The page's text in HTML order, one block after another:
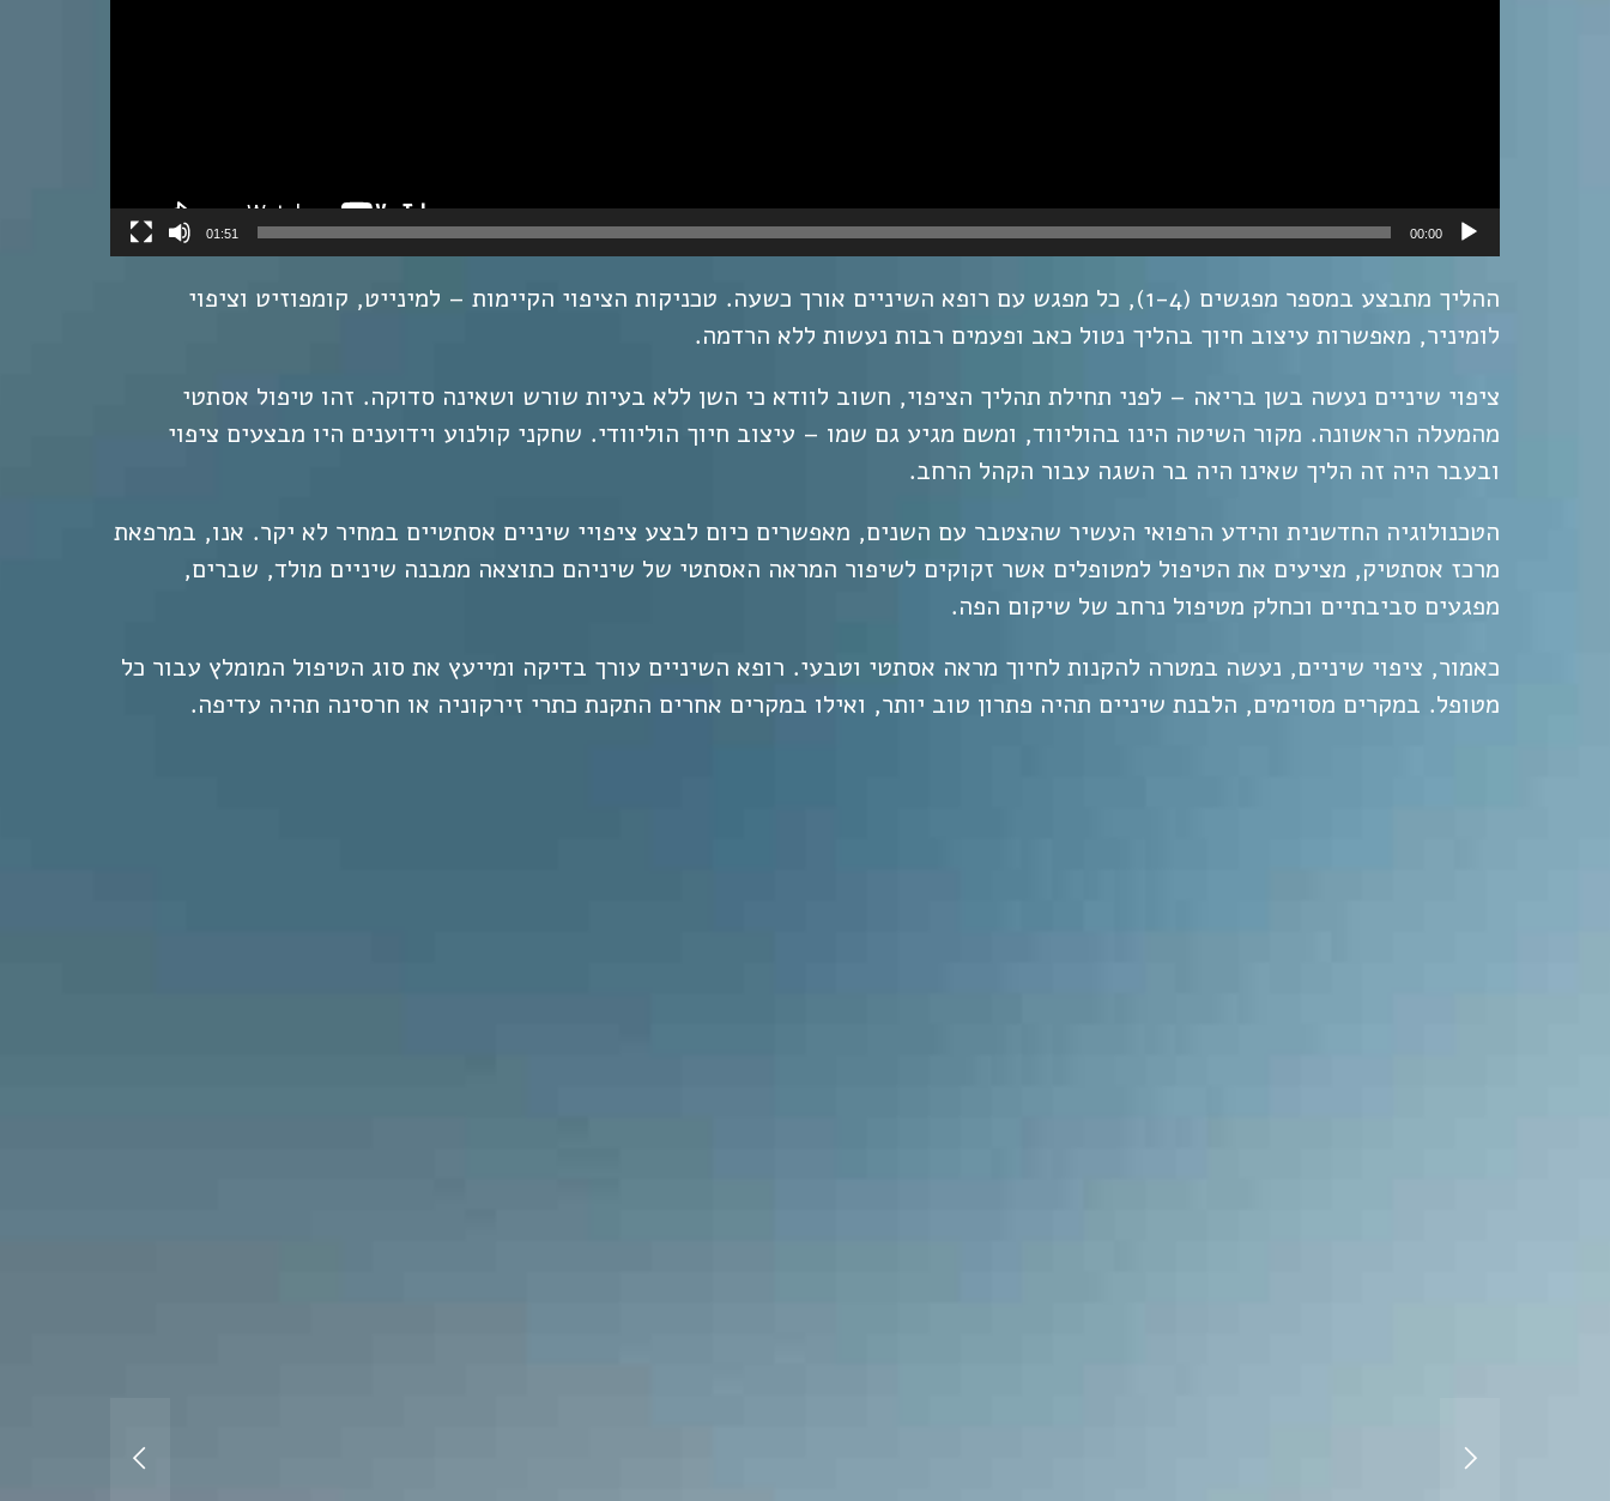
00:00
01:51
ההליך מתבצע במספר מפגשים (1-4), כל מפגש עם רופא השיניים אורך כשעה. טכניקות הציפוי הקיימות – למינייט, קומפוזיט וציפוי
לומיניר, מאפשרות עיצוב חיוך בהליך נטול כאב ופעמים רבות נעשות ללא הרדמה.
ציפוי שיניים נעשה בשן בריאה – לפני תחילת תהליך הציפוי, חשוב לוודא כי השן ללא בעיות שורש ושאינה סדוקה. זהו טיפול אסתטי
מהמעלה הראשונה. מקור השיטה הינו בהוליווד, ומשם מגיע גם שמו – עיצוב חיוך הוליוודי. שחקני קולנוע וידוענים היו מבצעים ציפוי
ובעבר היה זה הליך שאינו היה בר השגה עבור הקהל הרחב.
הטכנולוגיה החדשנית והידע הרפואי העשיר שהצטבר עם השנים, מאפשרים כיום לבצע ציפויי שיניים אסתטיים במחיר לא יקר. אנו, במרפאת
מרכז אסתטיק, מציעים את הטיפול למטופלים אשר זקוקים לשיפור המראה האסתטי של שיניהם כתוצאה ממבנה שיניים מולד, שברים,
מפגעים סביבתיים וכחלק מטיפול נרחב של שיקום הפה.
כאמור, ציפוי שיניים, נעשה במטרה להקנות לחיוך מראה אסתטי וטבעי. רופא השיניים עורך בדיקה ומייעץ את סוג הטיפול המומלץ עבור כל
מטופל. במקרים מסוימים, הלבנת שיניים תהיה פתרון טוב יותר, ואילו במקרים אחרים התקנת כתרי זירקוניה או חרסינה תהיה עדיפה.